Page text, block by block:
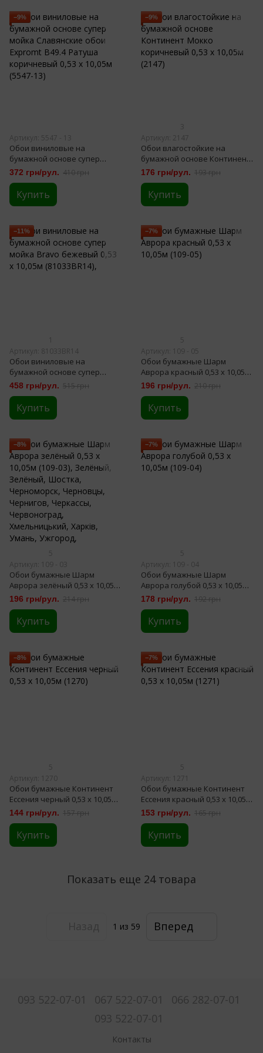
−9%
Артикул: 5547 - 13
Обои виниловые на
бумажной основе супер
мойка Славянские обои
Expromt B49.4 Ратуша
коричневый 0,53 х 10,05м
(5547-13)
372 грн/рул. 410 грн
Купить
−9%
3
Артикул: 2147
Обои влагостойкие на
бумажной основе Континент
Мокко коричневый 0,53 х
10,05м (2147)
176 грн/рул. 193 грн
Купить
−11%
Артикул: 81033BR14
Обои виниловые на
бумажной основе супер
мойка Bravo бежевый 0,53 х
10,05м (81033BR14),
458 грн/рул. 515 грн
Купить
−7%
5
Артикул: 109 - 05
Обои бумажные Шарм
Аврора красный 0,53 х 10,05м
(109-05)
196 грн/рул. 210 грн
Купить
−8%
5
Артикул: 109 - 03
Обои бумажные Шарм
Аврора зелёный 0,53 х 10,05м
(109-03)
196 грн/рул. 214 грн
Купить
−7%
5
Артикул: 109 - 04
Обои бумажные Шарм
Аврора голубой 0,53 х 10,05м
(109-04)
178 грн/рул. 192 грн
Купить
−8%
5
Артикул: 1270
Обои бумажные Континент
Ессения черный 0,53 х 10,05м
(1270)
144 грн/рул. 157 грн
Купить
−7%
5
Артикул: 1271
Обои бумажные Континент
Ессения красный 0,53 х 10,05м
(1271)
153 грн/рул. 165 грн
Купить
Показать еще 24 товара
1 из 59 Вперед
093 522-07-01 067 522-07-01
066 282-07-01
093 522-07-01
Контакты